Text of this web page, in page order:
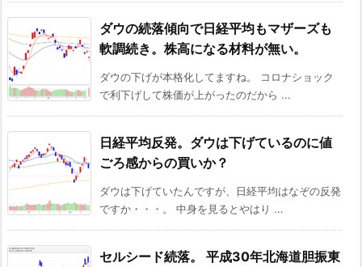
ダウの続落傾向で日経平均もマザーズも
軟調続き。株高になる材料が無い。
ダウの下げが本格化してますね。 コロナショック
で利下げして株価が上がったのだから ...
日経平均反発。ダウは下げているのに値
ごろ感からの買いか？
ダウは下げていたんですが、日経平均はなぞの反発
ですか・・・。 中身を見るとやはり ...
セルシード続落。 平成30年北海道胆振東